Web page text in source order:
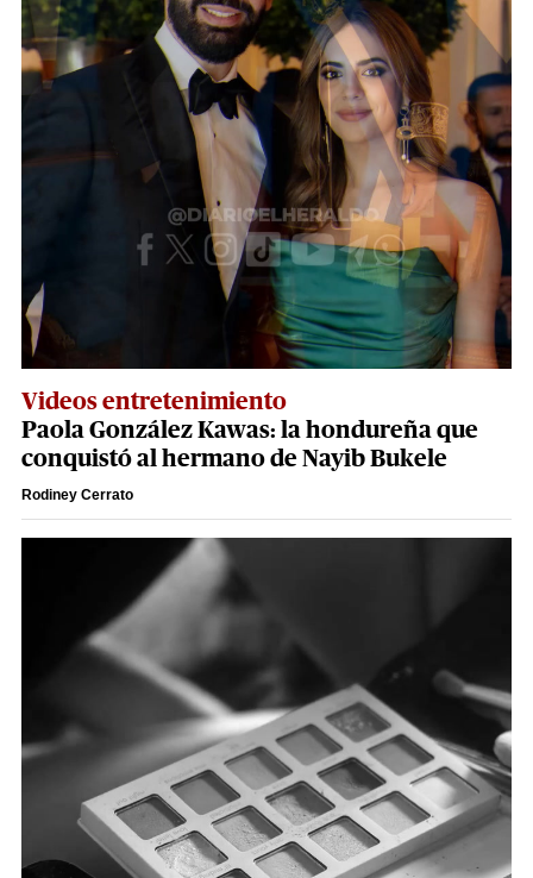
Videos entretenimiento
Paola González Kawas: la hondureña que
conquistó al hermano de Nayib Bukele
Rodiney Cerrato